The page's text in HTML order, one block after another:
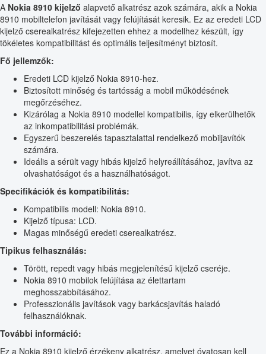
A Nokia 8910 kijelző alapvető alkatrész azok számára, akik a Nokia
8910 mobiltelefon javítását vagy felújítását keresik. Ez az eredeti LCD
kijelző cserealkatrész kifejezetten ehhez a modellhez készült, így
tökéletes kompatibilitást és optimális teljesítményt biztosít.
Fő jellemzők:
Eredeti LCD kijelző Nokia 8910-hez.
Biztosított minőség és tartósság a mobil működésének
megőrzéséhez.
Kizárólag a Nokia 8910 modellel kompatibilis, így elkerülhetők
az inkompatibilitási problémák.
Egyszerű beszerelés tapasztalattal rendelkező mobiljavítók
számára.
Ideális a sérült vagy hibás kijelző helyreállításához, javítva az
olvashatóságot és a használhatóságot.
Specifikációk és kompatibilitás:
Kompatibilis modell: Nokia 8910.
Kijelző típusa: LCD.
Magas minőségű eredeti cserealkatrész.
Tipikus felhasználás:
Törött, repedt vagy hibás megjelenítésű kijelző cseréje.
Nokia 8910 mobilok felújítása az élettartam
meghosszabbításához.
Professzionális javítások vagy barkácsjavítás haladó
felhasználóknak.
További információ:
Ez a Nokia 8910 kijelző érzékeny alkatrész, amelyet óvatosan kell